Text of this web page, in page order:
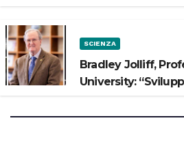
SCIENZA
Bradley Jolliff,
University: